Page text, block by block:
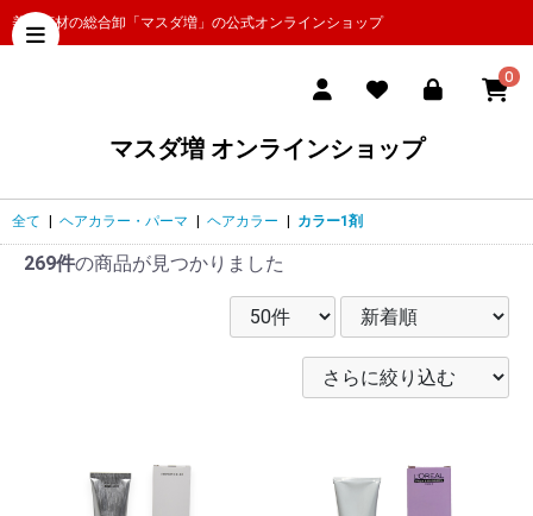
美容商材の総合卸「マスダ増」の公式オンラインショップ
0
マスダ増 オンラインショップ
全て ヘアカラー・パーマ ヘアカラー カラー1剤
269件の商品が見つかりました